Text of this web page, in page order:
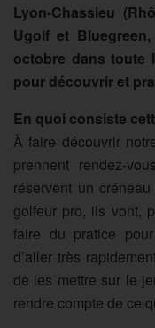
Lyon-Chassieu
Ugolf et
octobre dans toute
pour découvrir et
En quoi consiste
À faire découvrir
prennent rendez-
réservent un
golfeur pro, ils vont,
faire du pratice pour
d’aller très
de les mettre sur le
rendre compte de ce